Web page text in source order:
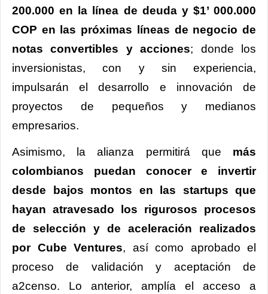
200.000 en la línea de deuda y $1’ 000.000
COP en las próximas líneas de negocio de
notas convertibles y acciones; donde los
inversionistas, con y sin experiencia,
impulsarán el desarrollo e innovación de
proyectos de pequeños y medianos
empresarios.
Asimismo, la alianza permitirá que más
colombianos puedan conocer e invertir
desde bajos montos en las startups que
hayan atravesado los rigurosos procesos
de selección y de aceleración realizados
por Cube Ventures, así como aprobado el
proceso de validación y aceptación de
a2censo. Lo anterior, amplía el acceso a